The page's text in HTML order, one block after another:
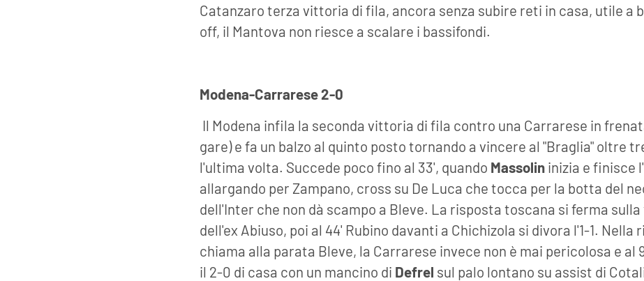
Catanzaro terza vittoria di fila, ancora senza subire reti in casa, utile a
off, il Mantova non riesce a scalare i bassifondi.
Modena-Carrarese 2-0
Il Modena infila la seconda vittoria di fila contro una Carrarese in
gare) e fa un balzo al quinto posto tornando a vincere al "Braglia" oltre
l'ultima volta. Succede poco fino al 33', quando Massolin inizia e finisce
allargando per Zampano, cross su De Luca che tocca per la botta del
dell'Inter che non dà scampo a Bleve. La risposta toscana si ferma
dell'ex Abiuso, poi al 44' Rubino davanti a Chichizola si divora l'1-1. Nella
chiama alla parata Bleve, la Carrarese invece non è mai pericolosa e al
il 2-0 di casa con un mancino di Defrel sul palo lontano su assist di